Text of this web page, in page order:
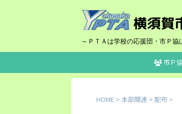
～ＰＴＡは学校の応援団・市Ｐ協
市Ｐ
HOME > 本部関連 > 配布 >